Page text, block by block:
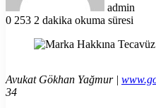
admin
0 253 2 dakika okuma süresi
Avukat Gökhan Yağmur |
34